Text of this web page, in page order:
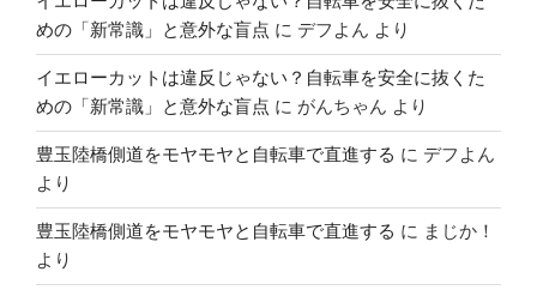
めの「新常識」と意外な盲点 に デフよん より
イエローカットは違反じゃない？自転車を安全に抜くた
めの「新常識」と意外な盲点 に がんちゃん より
豊玉陸橋側道をモヤモヤと自転車で直進する に デフよん
より
豊玉陸橋側道をモヤモヤと自転車で直進する に まじか！
より